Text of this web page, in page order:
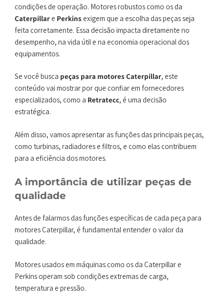
condições de operação. Motores robustos como os da
Caterpillar e Perkins exigem que a escolha das peças seja
feita corretamente. Essa decisão impacta diretamente no
desempenho, na vida útil e na economia operacional dos
equipamentos.
Se você busca peças para motores Caterpillar, este
conteúdo vai mostrar por que confiar em fornecedores
especializados, como a Retratecc, é uma decisão
estratégica.
Além disso, vamos apresentar as funções das principais peças,
como turbinas, radiadores e filtros, e como elas contribuem
para a eficiência dos motores.
A importância de utilizar peças de
qualidade
Antes de falarmos das funções específicas de cada peça para
motores Caterpillar, é fundamental entender o valor da
qualidade.
Motores usados em máquinas como os da Caterpillar e
Perkins operam sob condições extremas de carga,
temperatura e pressão.